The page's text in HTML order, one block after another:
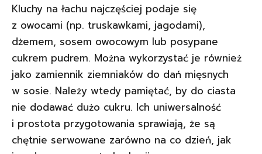
Kluchy na łachu najczęściej podaje się
z owocami (np. truskawkami, jagodami),
dżemem, sosem owocowym lub posypane
cukrem pudrem. Można wykorzystać je również
jako zamiennik ziemniaków do dań mięsnych
w sosie. Należy wtedy pamiętać, by do ciasta
nie dodawać dużo cukru. Ich uniwersalność
i prostota przygotowania sprawiają, że są
chętnie serwowane zarówno na co dzień, jak